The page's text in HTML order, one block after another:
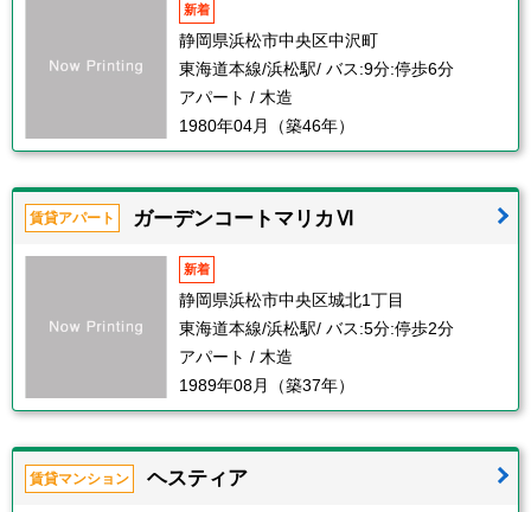
新着
静岡県浜松市中央区中沢町
東海道本線/浜松駅/ バス:9分:停歩6分
アパート / 木造
1980年04月（築46年）
賃貸アパート ガーデンコートマリカⅥ
新着
静岡県浜松市中央区城北1丁目
東海道本線/浜松駅/ バス:5分:停歩2分
アパート / 木造
1989年08月（築37年）
賃貸マンション ヘスティア